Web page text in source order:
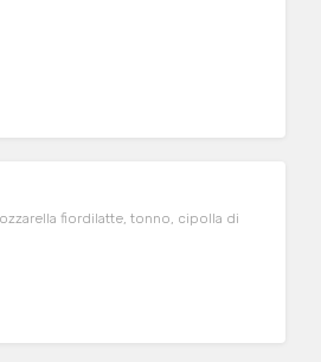
fiordilatte, tonno, cipolla di